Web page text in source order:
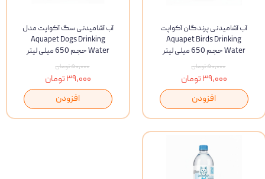
آب آشامیدنی پرندگان آکواپت
Aquapet Birds Drinking
Water حجم 650 میلی لیتر
۵۰,۰۰۰ تومان
۳۹,۰۰۰ تومان
افزودن
آب آشامیدنی سگ آکواپت مدل
Aquapet Dogs Drinking
Water حجم 650 میلی لیتر
۵۰,۰۰۰ تومان
۳۹,۰۰۰ تومان
افزودن